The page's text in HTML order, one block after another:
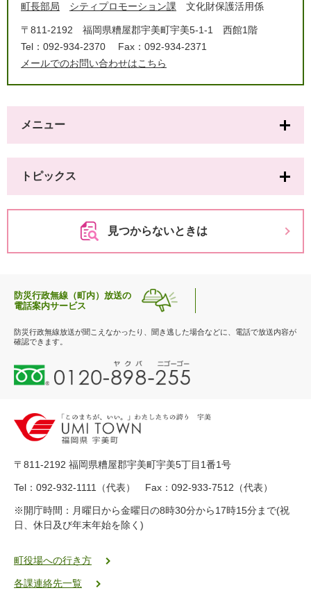
町長部局 シティプロモーション課 文化財保護活用係
〒811-2192
福岡県糟屋郡宇美町宇美5-1-1 西館1階
Tel：092-934-2370
Fax：092-934-2371
メールでのお問い合わせはこちら
メニュー
トピックス
見つからないときは
防災行政無線（町内）放送の
電話案内サービス
防災行政無線放送が聞こえなかったり、聞き逃した場合などに、電話で放送内容が
確認できます。
0
1
-
8
-
5
5
ク
二
〒811-2192 福岡県糟屋郡宇美町宇美5丁目1番1号
Tel：092-932-1111（代表） Fax：092-933-7512（代表）
※開庁時間：月曜日から金曜日の8時30分から17時15分まで(祝
日、休日及び年末年始を除く)
町役場への行き方
各課連絡先一覧